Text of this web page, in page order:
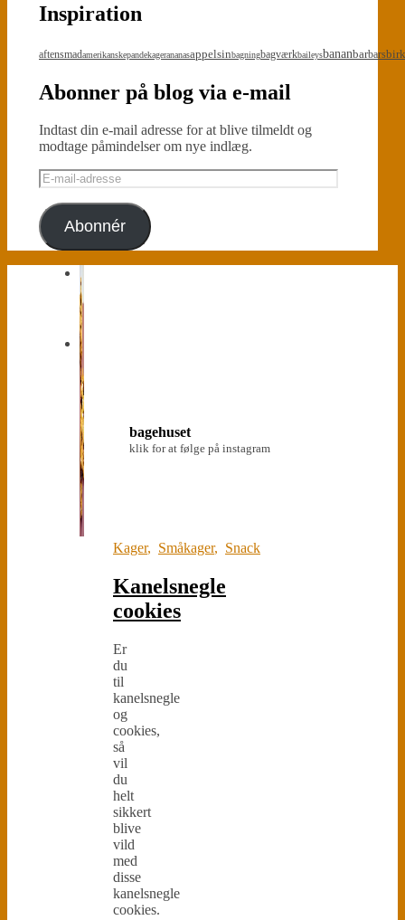
Inspiration
aftensmadamerikanskepandekagerananasappelsinbagningbagværkbaileysbananbarbars
Abonner på blog via e-mail
Indtast din e-mail adresse for at blive tilmeldt og
modtage påmindelser om nye indlæg.
E-
mail-
adresse
Abonnér
Kager, Småkager, Snack
Kanelsnegle
cookies
Er
du
til
kanelsnegle
og
cookies,
så
vil
du
helt
sikkert
blive
vild
med
disse
kanelsnegle
cookies.
bagehuset
klik for at følge på instagram